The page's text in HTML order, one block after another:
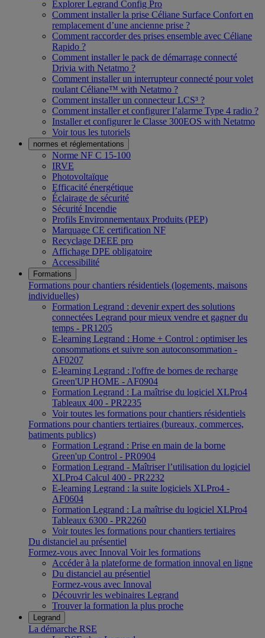
Explorer Legrand Config Pro
Comment installer la prise Céliane Surface Confort en
remplacement d’une ancienne prise ?
Comment raccorder des prises ensemble avec Céliane
Rapido ?
Comment installer le pack de démarrage connecté
Drivia with Netatmo ?
Comment installer un interrupteur connecté pour volet
roulant Céliane™ with Netatmo ?
Comment installer un connecteur LCS³ ?
Comment installer et configurer l’alarme Type 4 radio ?
Installer et configurer le Classe 300EOS with Netatmo
Voir tous les tutoriels
normes et réglementations
Norme NF C 15-100
IRVE
Photovoltaïque
Efficacité énergétique
Éclairage de sécurité
Sécurité Incendie
Profils Environnementaux Produits (PEP)
Marquage CE certification NF
Recyclage DEEE pro
Affichage DPE obligatoire
Accessibilité
Formations
Formations pour chantiers résidentiels (logements, maisons
individuelles)
Formation Legrand : devenir expert des solutions
connectées Legrand pour mieux vendre et gagner du
temps - PR1205
E-learning Legrand : Home + Control : optimiser les
consommations et suivre son autoconsommation -
AF0207
E-learning Legrand : l'offre de bornes de recharge
Green'UP HOME - AF0904
Formation Legrand : La maîtrise du logiciel XLPro4
Tableaux 400 - PR2235
Voir toutes les formations pour chantiers résidentiels
Formations pour chantiers tertiaires (bureaux, commerces,
batiments publics)
Formation Legrand : Prise en main de la borne
Green'up Control - PR0904
Formation Legrand - Maîtriser l’utilisation du logiciel
XLPro4 Calcul 400 - PR2232
E-learning Legrand : la suite logiciels XLPro4 -
AF0604
Formation Legrand : La maîtrise du logiciel XLPro4
Tableaux 6300 - PR2260
Voir toutes les formations pour chantiers tertiaires
Du distanciel au présentiel
Formez-vous avec Innoval Voir les formations
Accéder à la plateforme de formation innoval en ligne
Du distanciel au présentiel
Formez-vous avec Innoval
Découvrir les webinaires Legrand
Trouver la formation la plus proche
Legrand
La démarche RSE